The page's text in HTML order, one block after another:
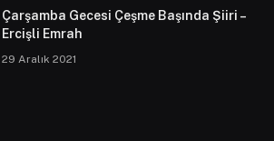
Çarşamba Gecesi Çeşme Başında Şiiri –
Ercişli Emrah
29 Aralık 2021